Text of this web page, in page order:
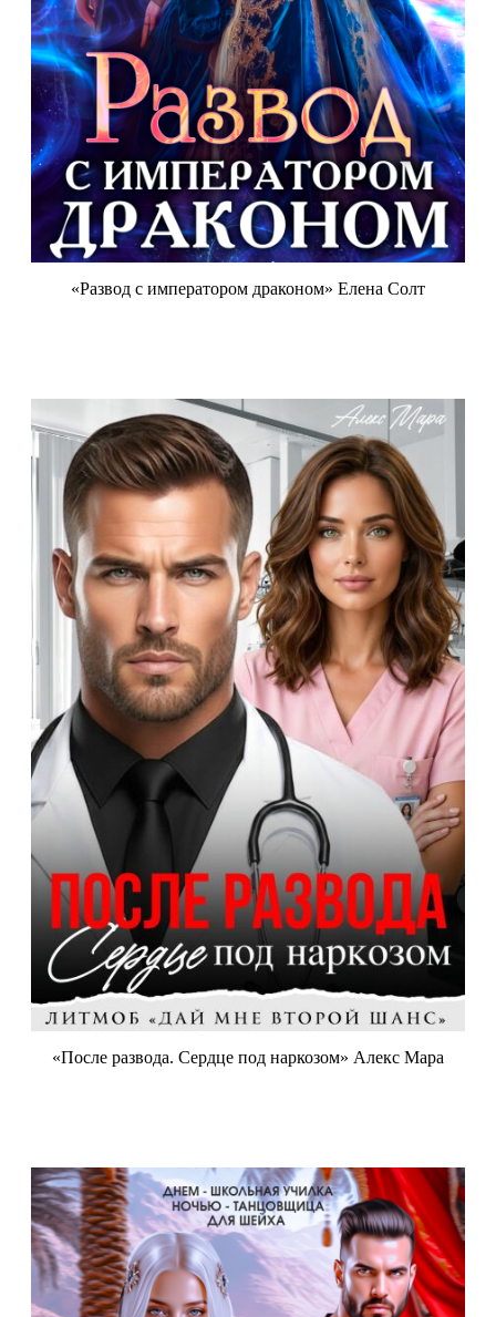
«Развод с императором драконом» Елена Солт
«После развода. Сердце под наркозом» Алекс Мара